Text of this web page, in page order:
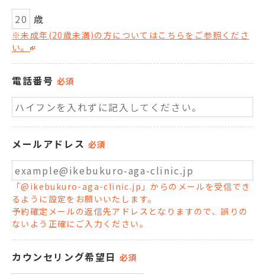
歳
※未成年(20歳未満)の方についてはこちらをご参照くださ
い。
電話番号 必須
メールアドレス 必須
「@ikebukuro-aga-clinic.jp」からのメールを受信でき
るように設定をお願いいたします。
予約確定メールの返信先アドレスとなりますので、誤りの
ないよう正確にご入力ください。
カウンセリング希望日 必須